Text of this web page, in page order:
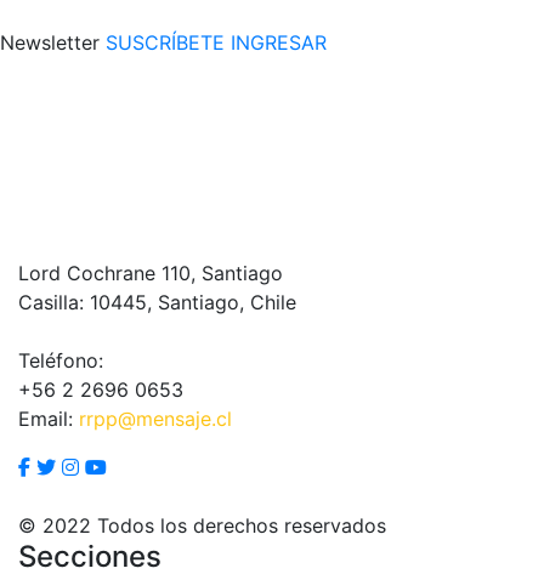
Newsletter SUSCRÍBETE INGRESAR
Lord Cochrane 110, Santiago
Casilla: 10445, Santiago, Chile
Teléfono:
+56 2 2696 0653
Email: rrpp@mensaje.cl
© 2022 Todos los derechos reservados
Secciones